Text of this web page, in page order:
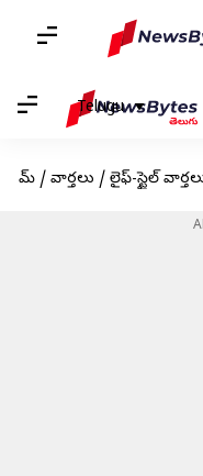
Telugu
హోమ్ / వార్తలు / లైఫ్-స్టైల్